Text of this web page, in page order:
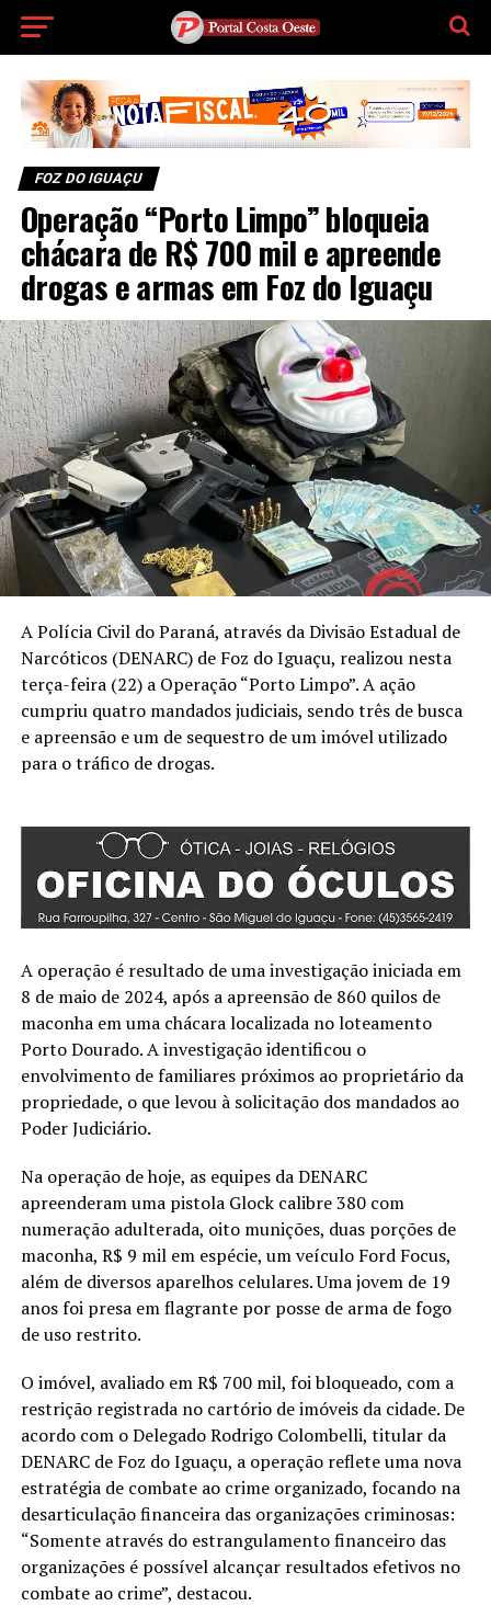
FOZ DO IGUAÇU
Operação “Porto Limpo” bloqueia
chácara de R$ 700 mil e apreende
drogas e armas em Foz do Iguaçu
A Polícia Civil do Paraná, através da Divisão Estadual de
Narcóticos (DENARC) de Foz do Iguaçu, realizou nesta
terça-feira (22) a Operação “Porto Limpo”. A ação
cumpriu quatro mandados judiciais, sendo três de busca
e apreensão e um de sequestro de um imóvel utilizado
para o tráfico de drogas.
A operação é resultado de uma investigação iniciada em
8 de maio de 2024, após a apreensão de 860 quilos de
maconha em uma chácara localizada no loteamento
Porto Dourado. A investigação identificou o
envolvimento de familiares próximos ao proprietário da
propriedade, o que levou à solicitação dos mandados ao
Poder Judiciário.
Na operação de hoje, as equipes da DENARC
apreenderam uma pistola Glock calibre 380 com
numeração adulterada, oito munições, duas porções de
maconha, R$ 9 mil em espécie, um veículo Ford Focus,
além de diversos aparelhos celulares. Uma jovem de 19
anos foi presa em flagrante por posse de arma de fogo
de uso restrito.
O imóvel, avaliado em R$ 700 mil, foi bloqueado, com a
restrição registrada no cartório de imóveis da cidade. De
acordo com o Delegado Rodrigo Colombelli, titular da
DENARC de Foz do Iguaçu, a operação reflete uma nova
estratégia de combate ao crime organizado, focando na
desarticulação financeira das organizações criminosas:
“Somente através do estrangulamento financeiro das
organizações é possível alcançar resultados efetivos no
combate ao crime”, destacou.